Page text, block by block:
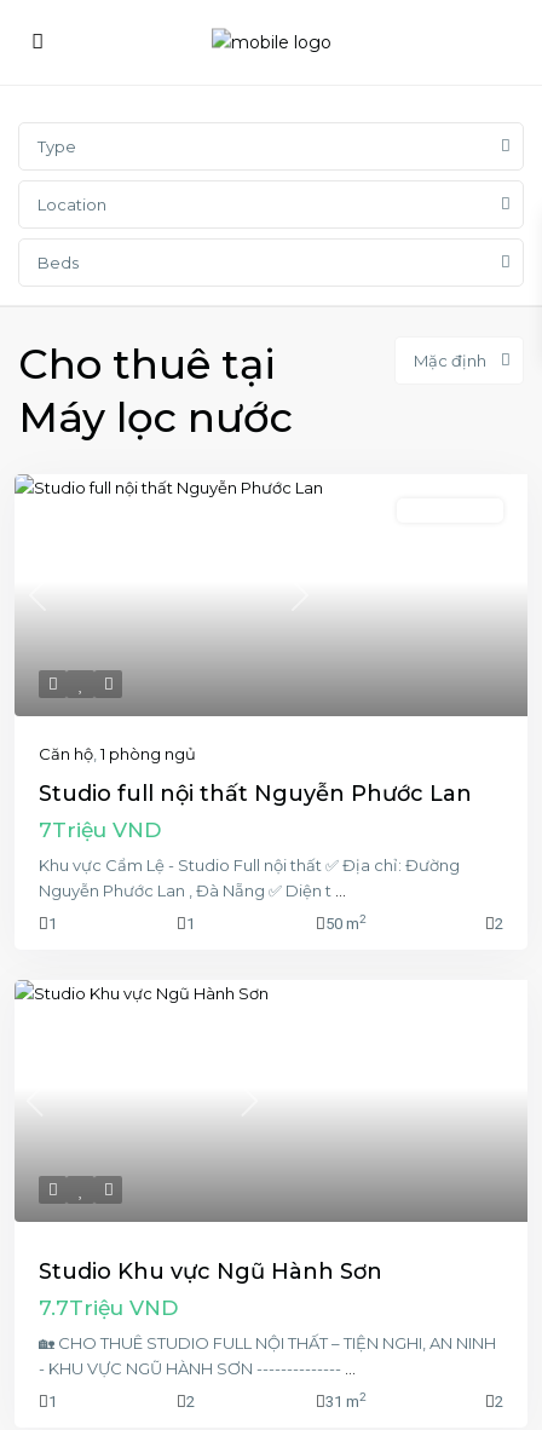
Type
Location
Beds
Mặc định
Cho thuê tại
Máy lọc nước
Căn hộ ,1 phòng ngủ
Studio full nội thất Nguyễn Phước Lan
7Triệu VND
Khu vực Cẩm Lệ - Studio Full nội thất ✅ Địa chỉ: Đường
Nguyễn Phước Lan , Đà Nẵng ✅ Diện t
1 1 50 m2 2
Studio Khu vực Ngũ Hành Sơn
7.7Triệu VND
🏡 CHO THUÊ STUDIO FULL NỘI THẤT – TIỆN NGHI, AN NINH
- KHU VỰC NGŨ HÀNH SƠN --------------
1 2 31 m2 2